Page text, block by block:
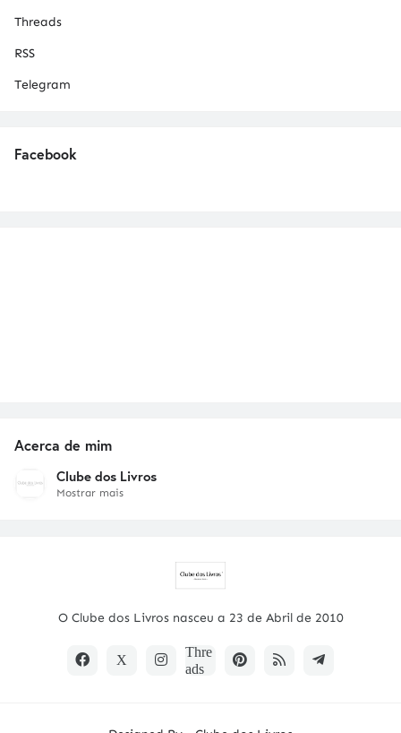
Threads
RSS
Telegram
Facebook
Acerca de mim
Clube dos Livros
Mostrar mais
O Clube dos Livros nasceu a 23 de Abril de 2010